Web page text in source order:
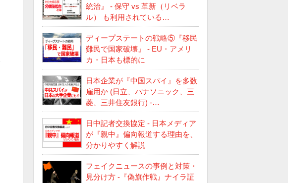
統治』 - 保守 vs 革新（リベラ
ル） も利用されている…
ディープステートの戦略⑤『移民
難民で国家破壊』 - EU・アメリ
カ・日本も標的に
日本企業が『中国スパイ』を多数
雇用か (日立、パナソニック、三
菱、三井住友銀行) -…
日中記者交換協定 - 日本メディア
が『親中』偏向報道する理由を、
分かりやすく解説
フェイクニュースの事例と対策・
見分け方 -『偽旗作戦』ナイラ証